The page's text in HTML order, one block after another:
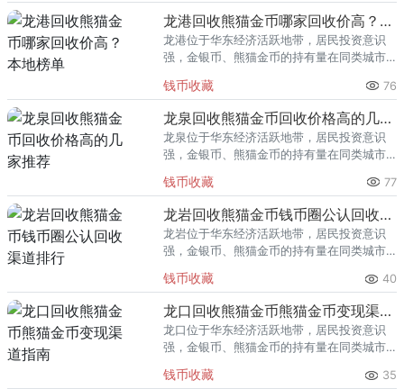
龙港回收熊猫金币哪家回收价高？本地榜单
龙港位于华东经济活跃地带，居民投资意识
强，金银币、熊猫金币的持有量在同类城市
熊猫金币的需求就明显升温，但鱼龙混杂的
回收渠道里，能精准识别版别溢
钱币收藏 76
龙泉回收熊猫金币回收价格高的几家推荐
龙泉位于华东经济活跃地带，居民投资意识
强，金银币、熊猫金币的持有量在同类城市
熊猫金币的需求就明显升温，但鱼龙混杂的
回收渠道里，能精准识别版别溢
钱币收藏 77
龙岩回收熊猫金币钱币圈公认回收渠道排行
龙岩位于华东经济活跃地带，居民投资意识
强，金银币、熊猫金币的持有量在同类城市
熊猫金币的需求就明显升温，但鱼龙混杂的
回收渠道里，能精准识别版别溢
钱币收藏 40
龙口回收熊猫金币熊猫金币变现渠道指南
龙口位于华东经济活跃地带，居民投资意识
强，金银币、熊猫金币的持有量在同类城市
熊猫金币的需求就明显升温，但鱼龙混杂的
钱币收藏 35